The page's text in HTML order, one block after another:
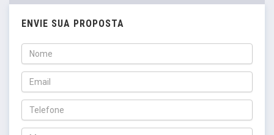
ENVIE SUA PROPOSTA